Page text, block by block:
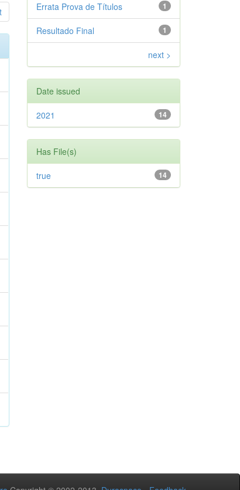
1
Errata Prova de Títulos
1
Resultado Final
next >
Date issued
14
2021
Has File(s)
14
true